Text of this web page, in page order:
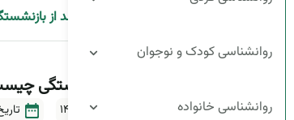
روانشناسی کودک و نوجوان
روانشناسی خانواده
افسردگی بعد از
افسردگی بعد از بازنشستگی
آخرین بروزرسانی ۳۰ تیر ۱۴۰۴